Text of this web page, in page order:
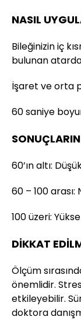
NASIL
Bileğinizin iç
bulunan
İşaret ve orta
60 saniye
60’ın altı:
60 – 100 arası:
100 üzeri:
DİKKAT
Ölçüm
önemlidir.
etkileyebilir.
doktora